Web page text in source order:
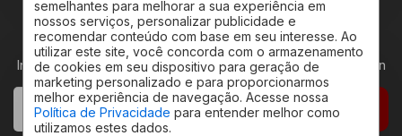
semelhantes para melhorar a sua experiência em
nossos serviços, personalizar publicidade e
recomendar conteúdo com base em seu interesse. Ao
utilizar este site, você concorda com o armazenamento
de cookies em seu dispositivo para geração de
marketing personalizado e para proporcionarmos
melhor experiência de navegação. Acesse nossa
Política de Privacidade para entender melhor como
utilizamos estes dados.
RECEBA NOVIDADES
Insira seu email abaixo para receber novidades da Redeplan
CADASTRAR